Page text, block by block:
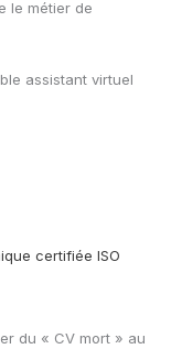
le métier de
assistant virtuel
certifiée ISO
du « CV mort » au